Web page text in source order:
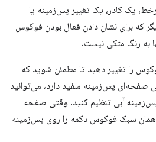
کادر، یک تغییر پس‌زمینه یا
برای نشان دادن فعال بودن فوکوس
رنگ متکی نیست.
تغییر دهید تا مطمئن شوید که
پس‌زمینه سفید دارد، می‌توانید
آبی تنظیم کنید. وقتی صفحه
سبک فوکوس دکمه را روی پس‌زمینه